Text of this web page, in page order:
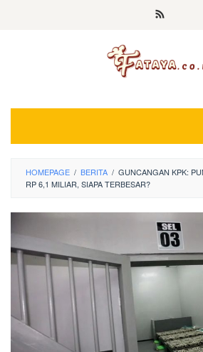
HOMEPAGE / BERITA / GUNCANGAN KPK:
RP 6,1 MILIAR, SIAPA TERBESAR?